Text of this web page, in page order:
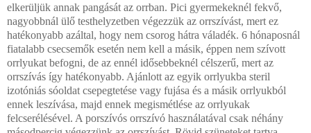
elkerüljük annak pangását az orrban. Pici gyermekeknél fekvő,
nagyobbnál ülő testhelyzetben végezzük az orrszívást, mert ez
hatékonyabb azáltal, hogy nem csorog hátra váladék. 6 hónaposnál
fiatalabb csecsemők esetén nem kell a másik, éppen nem szívott
orrlyukat befogni, de az ennél idősebbeknél célszerű, mert az
orrszívás így hatékonyabb. Ajánlott az egyik orrlyukba steril
izotóniás sóoldat csepegtetése vagy fujása és a másik orrlyukból
ennek leszívása, majd ennek megismétlése az orrlyukak
felcserélésével. A porszívós orrszívó használatával csak néhány